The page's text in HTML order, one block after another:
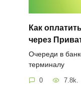
Как
через
Очереди в
терминалу
0 7.8k.